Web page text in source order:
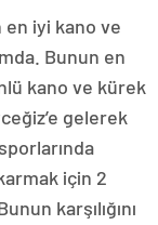
en iyi kano ve
Bunun en
kano ve kürek
gelerek
için 2
karşılığını